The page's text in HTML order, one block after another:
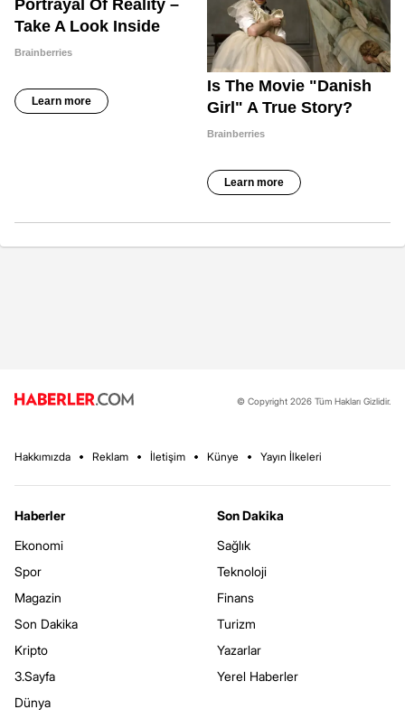
© Copyright 2026 Tüm Hakları Gizlidir.
Hakkımızda Reklam İletişim Künye Yayın İlkeleri
Haberler
Ekonomi
Spor
Magazin
Son Dakika
Kripto
3.Sayfa
Dünya
Son Dakika
Sağlık
Teknoloji
Finans
Turizm
Yazarlar
Yerel Haberler